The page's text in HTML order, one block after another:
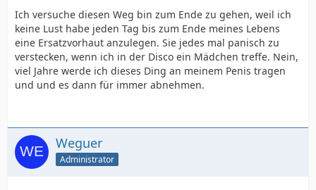
Ich versuche diesen Weg bin zum Ende zu gehen, weil ich
keine Lust habe jeden Tag bis zum Ende meines Lebens
eine Ersatzvorhaut anzulegen. Sie jedes mal panisch zu
verstecken, wenn ich in der Disco ein Mädchen treffe. Nein,
viel Jahre werde ich dieses Ding an meinem Penis tragen
und und es dann für immer abnehmen.
Weguer
Administrator